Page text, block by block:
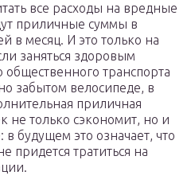
все расходы на вредные
приличные суммы в
в месяц. И это только на
заняться здоровым
транспорта
забытом велосипеде, в
приличная
не только сэкономит, но и
в будущем это означает, что
придется тратиться на